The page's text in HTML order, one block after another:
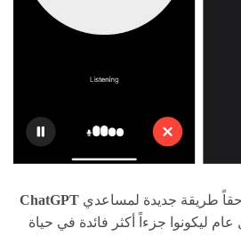
حقاً طريقة جديدة لمساعدي ChatGPT
ليكونوا جزءاً أكثر فائدة في حياة